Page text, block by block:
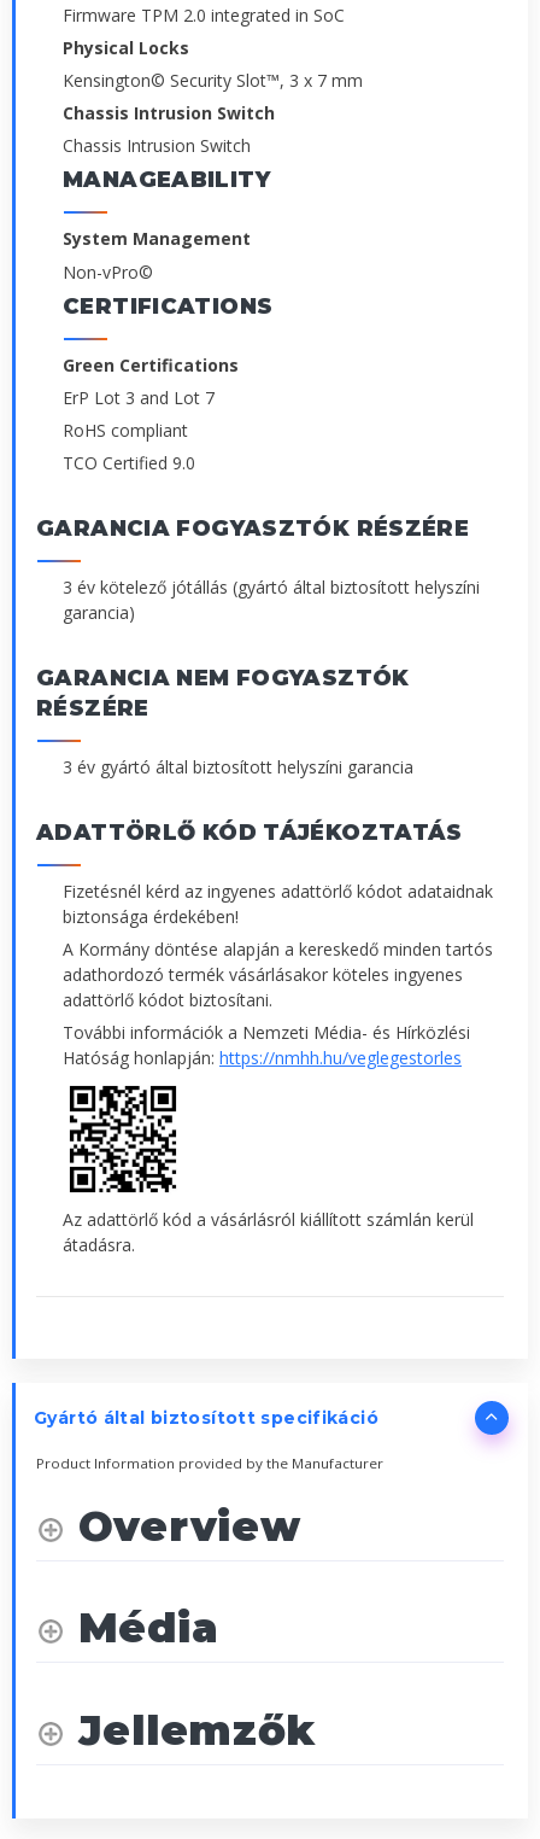
Firmware TPM 2.0 integrated in SoC
Physical Locks
Kensington© Security Slot™, 3 x 7 mm
Chassis Intrusion Switch
Chassis Intrusion Switch
MANAGEABILITY
System Management
Non-vPro©
CERTIFICATIONS
Green Certifications
ErP Lot 3 and Lot 7
RoHS compliant
TCO Certified 9.0
GARANCIA FOGYASZTÓK RÉSZÉRE
3 év kötelező jótállás (gyártó által biztosított helyszíni
garancia)
GARANCIA NEM FOGYASZTÓK
RÉSZÉRE
3 év gyártó által biztosított helyszíni garancia
ADATTÖRLŐ KÓD TÁJÉKOZTATÁS
Fizetésnél kérd az ingyenes adattörlő kódot adataidnak
biztonsága érdekében!
A Kormány döntése alapján a kereskedő minden tartós
adathordozó termék vásárlásakor köteles ingyenes
adattörlő kódot biztosítani.
További információk a Nemzeti Média- és Hírközlési
Hatóság honlapján: https://nmhh.hu/veglegestorles
Az adattörlő kód a vásárlásról kiállított számlán kerül
átadásra.
Gyártó által biztosított specifikáció
Product Information provided by the Manufacturer
Overview
Média
Jellemzők